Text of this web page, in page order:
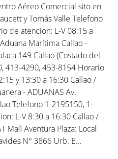
Aéreo Comercial sito en
y Tomás Valle Telefono
de atencion: L-V 08:15 a
Marítima Callao -
149 Callao (Costado del
413-4290, 453-8154 Horario
y 13:30 a 16:30 Callao /
- ADUANAS Av.
Telefono 1-2195150, 1-
L-V 8:30 a 16:30 Callao /
Mall Aventura Plaza: Local
N° 3866 Urb. E...